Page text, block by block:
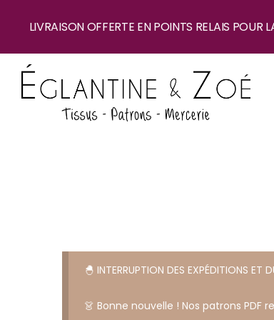
LIVRAISON OFFERTE EN POINTS RELAIS
🐣 INTERRUPTION DES EXPÉDITIONS ET
👗 Bonne nouvelle ! Nos patrons PDF